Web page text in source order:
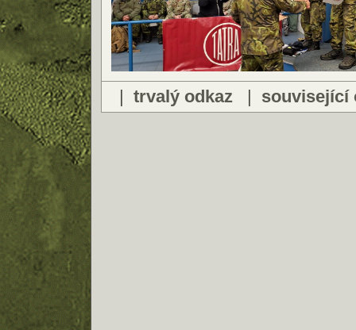
| trvalý odkaz | související